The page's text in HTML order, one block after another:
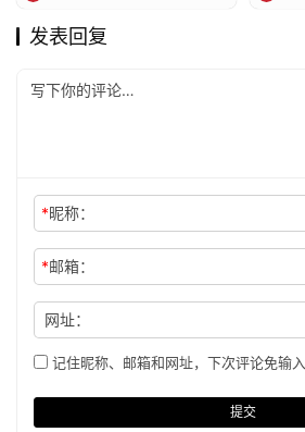
发表回复
*昵称：
*邮箱：
网址：
记住昵称、邮箱和网址，下次评论免输入
提交